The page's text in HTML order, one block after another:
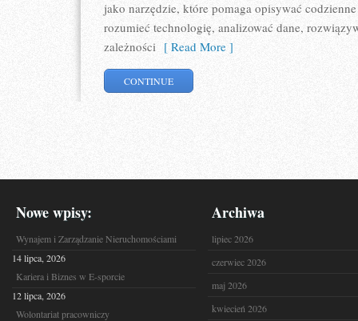
jako narzędzie, które pomaga opisywać
rozumieć technologię, analizować dane,
zależności [ Read More ]
CONTINUE
Nowe wpisy:
Wynajem i Zarządzanie Nieruchomościami
14 lipca, 2026
Kariera i Biznes w E-sporcie
12 lipca, 2026
Wolontariat pracowniczy
Archiwa
lipiec 2026
czerwiec 2026
maj 2026
kwiecień 2026